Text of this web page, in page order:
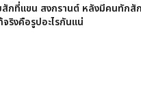
กที่แขน สงกรานต์ หลังมีคนทักสั
ริงคือรูปอะไรกันแน่